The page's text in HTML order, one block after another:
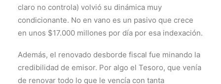
claro no controla) volvió su dinámica muy
condicionante. No en vano es un pasivo que crece
en unos $17.000 millones por día por esa indexación.
Además, el renovado desborde fiscal fue minando la
credibilidad de emisor. Por algo el Tesoro, que venía
de renovar todo lo que le vencía con tanta